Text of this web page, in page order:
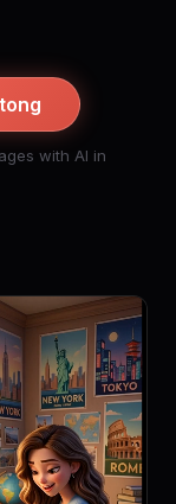
with AI in